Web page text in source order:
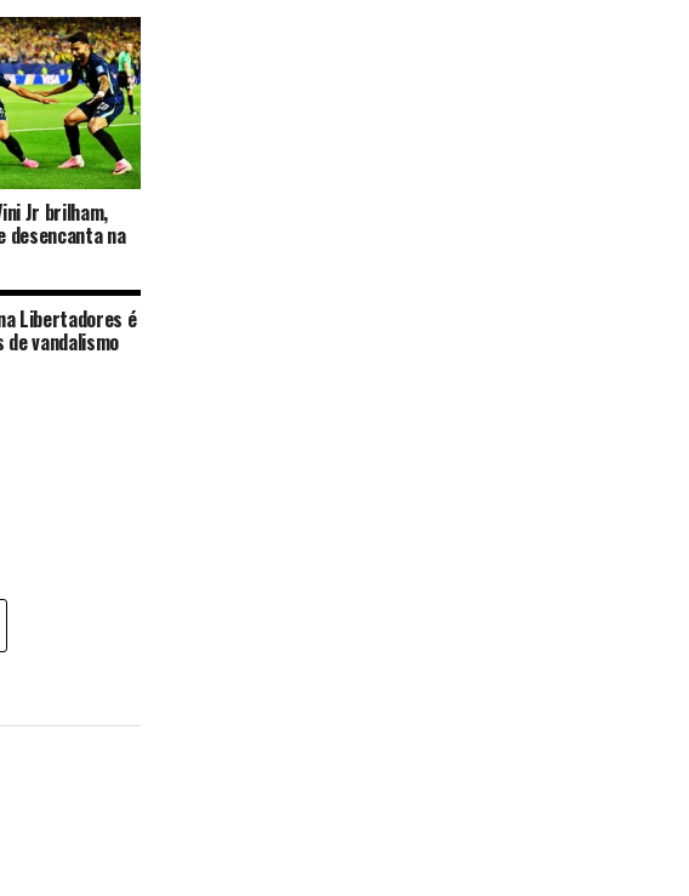
Jr brilham,
desencanta na
Libertadores é
vandalismo